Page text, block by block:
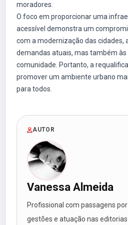
moradores.
O foco em proporcionar uma
acessível demonstra um
com a modernização das cidades,
demandas atuais, mas também
comunidade. Portanto, a
promover um ambiente urbano
para todos.
AUTOR
Vanessa Almeida
Profissional com passagens
gestões e atuação nas